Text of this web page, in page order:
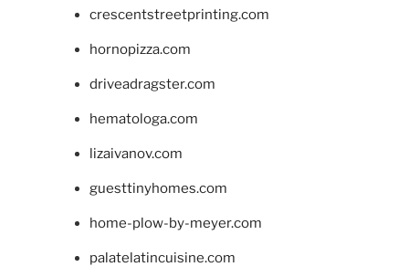
crescentstreetprinting.com
hornopizza.com
driveadragster.com
hematologa.com
lizaivanov.com
guesttinyhomes.com
home-plow-by-meyer.com
palatelatincuisine.com